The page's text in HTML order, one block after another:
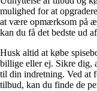
mulighed for at
at være opmærksom på
kan du få det bedste ud
Husk altid at købe
billige eller ej. Sikre dig,
til din indretning. Ved at
tilbud, kan du finde de